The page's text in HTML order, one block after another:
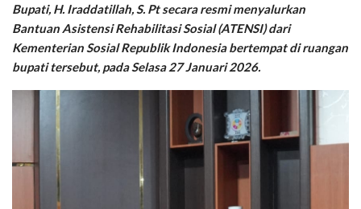
Bupati, H. Iraddatillah, S. Pt secara resmi menyalurkan
Bantuan Asistensi Rehabilitasi Sosial (ATENSI) dari
Kementerian Sosial Republik Indonesia bertempat di ruangan
bupati tersebut, pada Selasa 27 Januari 2026.